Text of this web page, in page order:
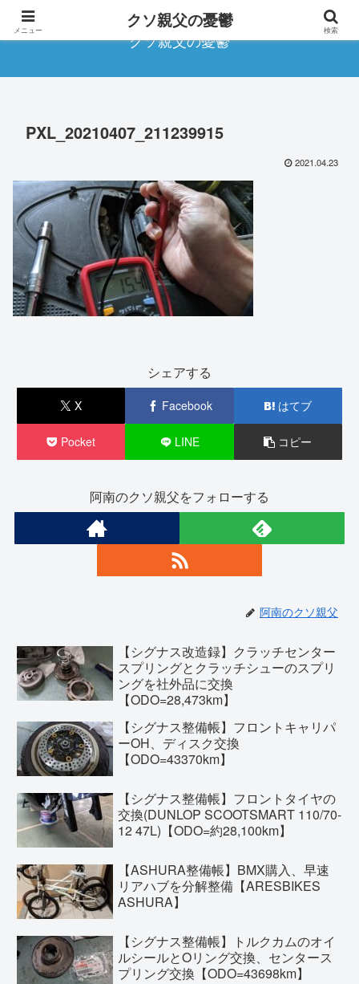
クソ親父の憂鬱
PXL_20210407_211239915
2021.04.23
シェアする
X Facebook はてブ
Pocket LINE コピー
阿南のクソ親父をフォローする
阿南のクソ親父
【シグナス改造録】クラッチセンター
スプリングとクラッチシューのスプリ
ングを社外品に交換
【ODO=28,473km】
【シグナス整備帳】フロントキャリパ
ーOH、ディスク交換
【ODO=43370km】
【シグナス整備帳】フロントタイヤの
交換(DUNLOP SCOOTSMART 110/70-
12 47L)【ODO=約28,100km】
【ASHURA整備帳】BMX購入、早速
リアハブを分解整備【ARESBIKES
ASHURA】
【シグナス整備帳】トルクカムのオイ
ルシールとOリング交換、センタース
プリング交換【ODO=43698km】
メニュー クソ親父の憂鬱 検索